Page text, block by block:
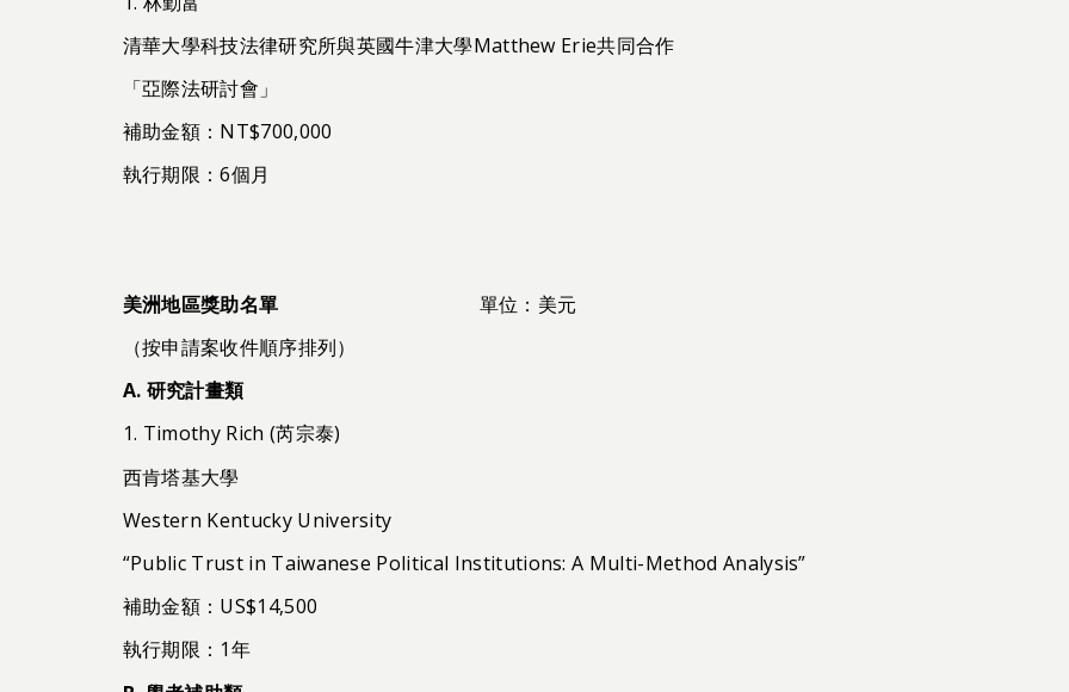
清華大學科技法律研究所與英國牛津大學Matthew Erie共同合作
「亞際法研討會」
補助金額：NT$700,000
執行期限：6個月
美洲地區獎助名單
單位：美元
（按申請案收件順序排列）
A. 研究計畫類
1. Timothy Rich (芮宗泰)
西肯塔基大學
Western Kentucky University
“Public Trust in Taiwanese Political Institutions: A Multi-Method Analysis”
補助金額：US$14,500
執行期限：1年